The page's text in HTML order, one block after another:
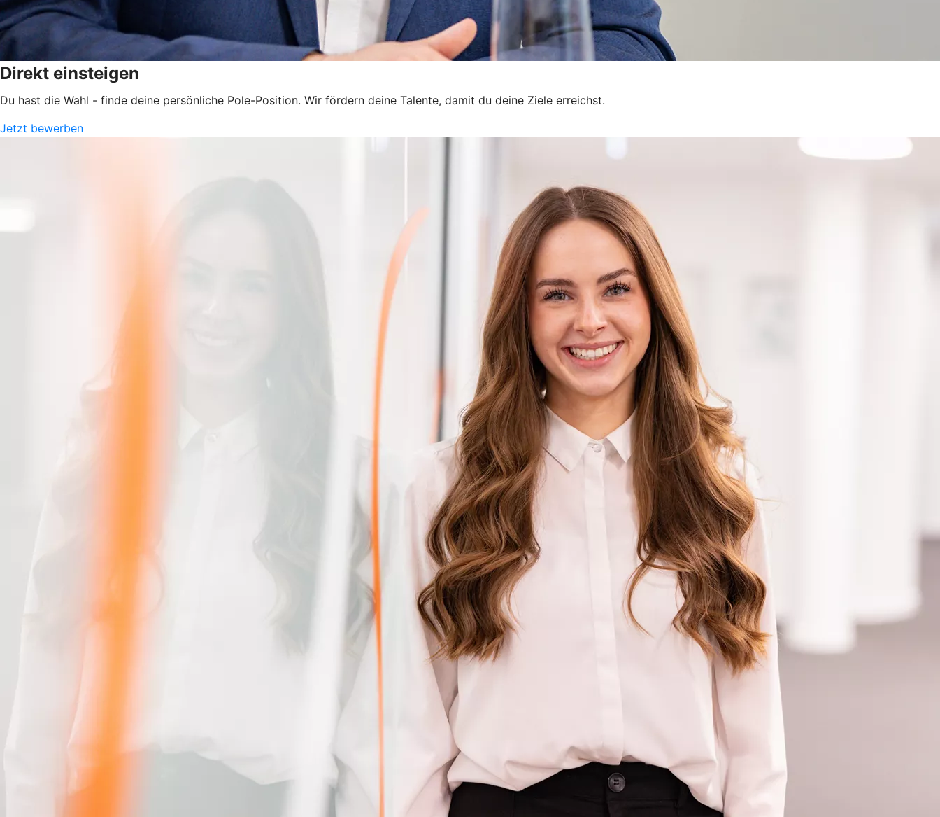
Direkt einsteigen
Du hast die Wahl - finde deine persönliche Pole-Position. Wir fördern deine Talente, damit du deine Ziele erreichst.
Jetzt bewerben